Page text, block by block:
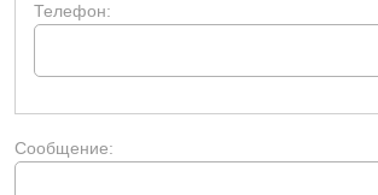
Телефон:
Сообщение: